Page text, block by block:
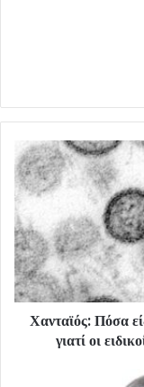
Χανταϊός: Πόσα
γιατί οι